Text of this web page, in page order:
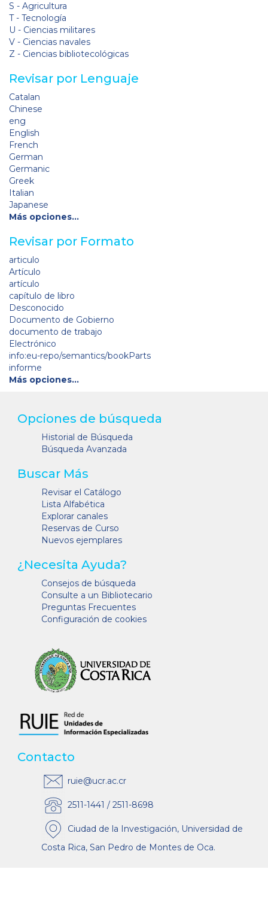
S - Agricultura
T - Tecnología
U - Ciencias militares
V - Ciencias navales
Z - Ciencias bibliotecológicas
Revisar por Lenguaje
Catalan
Chinese
eng
English
French
German
Germanic
Greek
Italian
Japanese
Más opciones…
Revisar por Formato
articulo
Artículo
artículo
capítulo de libro
Desconocido
Documento de Gobierno
documento de trabajo
Electrónico
info:eu-repo/semantics/bookParts
informe
Más opciones…
Opciones de búsqueda
Historial de Búsqueda
Búsqueda Avanzada
Buscar Más
Revisar el Catálogo
Lista Alfabética
Explorar canales
Reservas de Curso
Nuevos ejemplares
¿Necesita Ayuda?
Consejos de búsqueda
Consulte a un Bibliotecario
Preguntas Frecuentes
Configuración de cookies
Contacto
ruie@ucr.ac.cr
2511-1441 / 2511-8698
Ciudad de la Investigación, Universidad de
Costa Rica, San Pedro de Montes de Oca.